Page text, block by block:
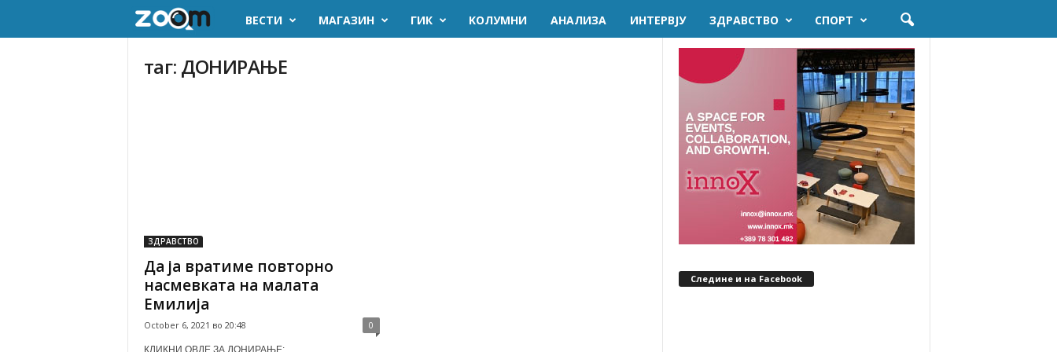
ВЕСТИ МАГАЗИН ГИК KОЛУМНИ AНАЛИЗА ИНТЕРВЈУ ЗДРАВСТВО СПОРТ
таг: ДОНИРАЊЕ
ЗДРАВСТВО
Да ја вратиме повторно
насмевката на малата
Емилија
October 6, 2021 во 20:48 0
КЛИКНИ ОВДЕ ЗА ДОНИРАЊЕ:
Следине и на Facebook